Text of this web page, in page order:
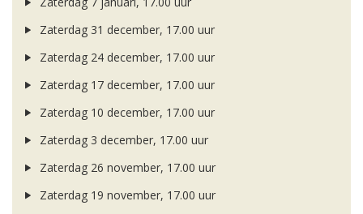
Zaterdag 31 december, 17.00 uur
Zaterdag 24 december, 17.00 uur
Zaterdag 17 december, 17.00 uur
Zaterdag 10 december, 17.00 uur
Zaterdag 3 december, 17.00 uur
Zaterdag 26 november, 17.00 uur
Zaterdag 19 november, 17.00 uur